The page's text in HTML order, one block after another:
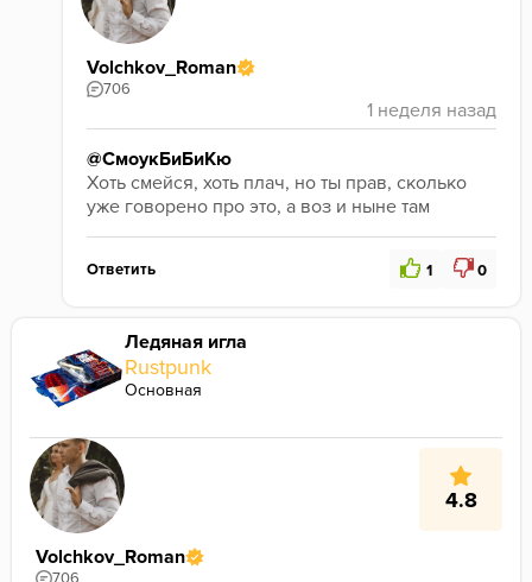
Volchkov_Roman
706
@СмоукБиБиКю
Хоть смейся, хоть плач, но ты прав, сколько
уже говорено про это, а воз и ныне там
Ответить 1 0
Ледяная игла
Rustpunk
Основная
4.8
Volchkov_Roman